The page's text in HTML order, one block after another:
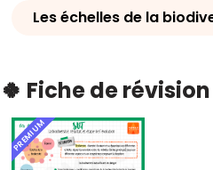
Les échelles de la
🍀 Fiche de révision
PREMIUM